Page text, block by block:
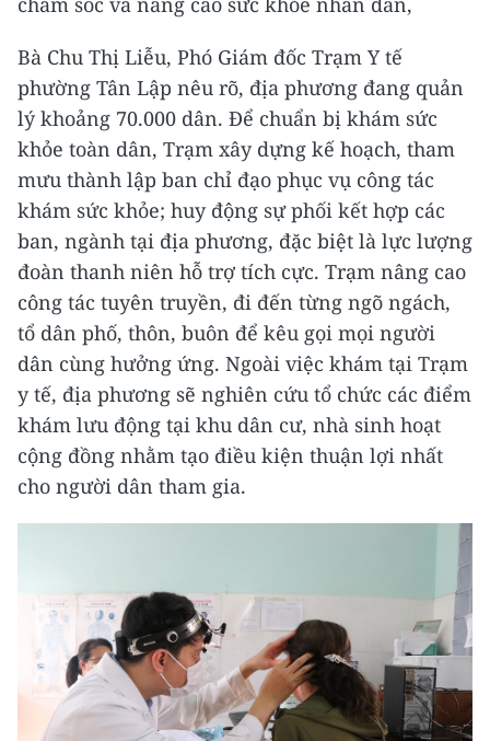
Bà Chu Thị Liễu, Phó Giám đốc Trạm Y tế
phường Tân Lập nêu rõ, địa phương đang quản
lý khoảng 70.000 dân. Để chuẩn bị khám sức
khỏe toàn dân, Trạm xây dựng kế hoạch, tham
mưu thành lập ban chỉ đạo phục vụ công tác
khám sức khỏe; huy động sự phối kết hợp các
ban, ngành tại địa phương, đặc biệt là lực lượng
đoàn thanh niên hỗ trợ tích cực. Trạm nâng cao
công tác tuyên truyền, đi đến từng ngõ ngách,
tổ dân phố, thôn, buôn để kêu gọi mọi người
dân cùng hưởng ứng. Ngoài việc khám tại Trạm
y tế, địa phương sẽ nghiên cứu tổ chức các điểm
khám lưu động tại khu dân cư, nhà sinh hoạt
cộng đồng nhằm tạo điều kiện thuận lợi nhất
cho người dân tham gia.